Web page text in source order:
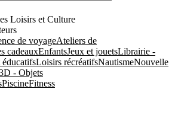
Loisirs et Culture
de voyageAteliers de
cadeauxEnfantsJeux et jouetsLibrairie -
Loisirs récréatifsNautismeNouvelle
- Objets
PiscineFitness